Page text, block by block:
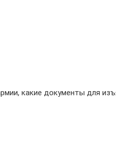
какие документы для